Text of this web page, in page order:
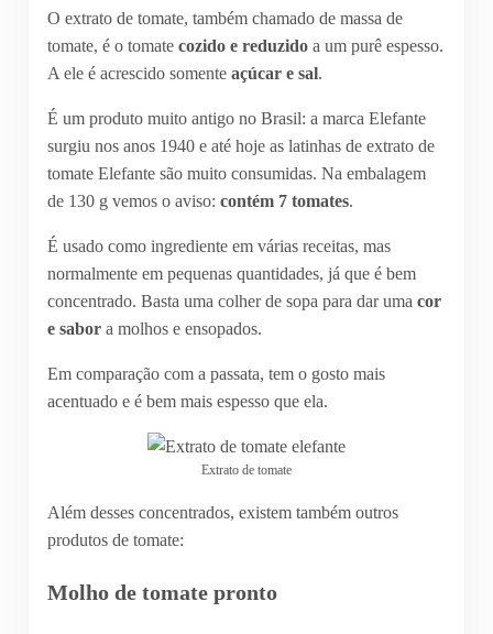
O extrato de tomate, também chamado de massa de
tomate, é o tomate cozido e reduzidoa um purê espesso.
A ele é acrescido somente açúcar e sal.
É um produto muito antigo no Brasil: a marca Elefante
surgiu nos anos 1940 e até hoje as latinhas de extrato de
tomate Elefante são muito consumidas. Na embalagem
de 130 g vemos o aviso: contém 7 tomates.
É usado como ingrediente em várias receitas, mas
normalmente em pequenas quantidades, já que é bem
concentrado. Basta uma colher de sopa para dar uma cor
e sabora molhos e ensopados.
Em comparação com a passata, tem o gosto mais
acentuado e é bem mais espesso que ela.
Extrato de tomate
Além desses concentrados, existem também outros
produtos de tomate:
Molho de tomate pronto